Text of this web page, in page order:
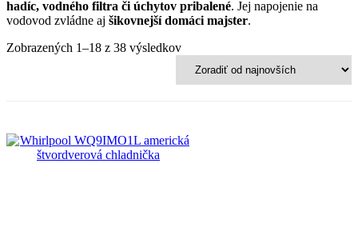
hadíc, vodného filtra či úchytov pribalené. Jej napojenie na
vodovod zvládne aj šikovnejší domáci majster.
Zobrazených 1–18 z 38 výsledkovSorted
latest